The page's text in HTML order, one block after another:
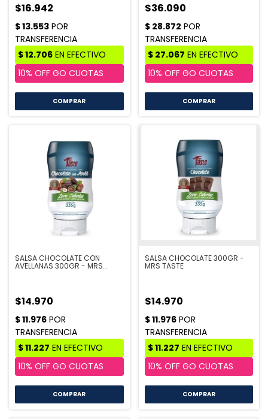
$16.942
COMPRAR
$36.090
COMPRAR
SALSA CHOCOLATE CON
AVELLANAS 300GR - MRS
$14.970
COMPRAR
SALSA CHOCOLATE 300GR -
MRS TASTE
$14.970
COMPRAR